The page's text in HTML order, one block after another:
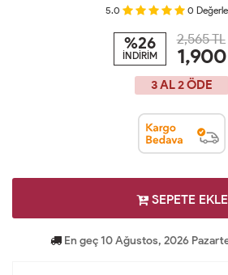
5.0 0
%26
İNDİRİM
2,565 TL
1,900
3 AL 2 ÖDE
SEPETE EKLE
En geç 10 Ağustos, 2026